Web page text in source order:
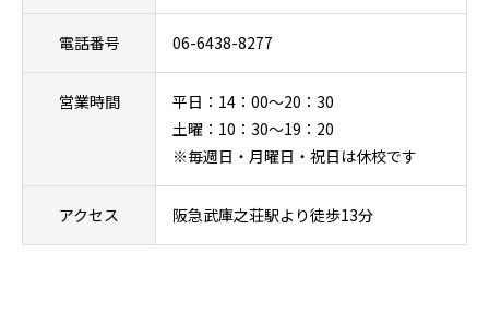
電話番号 06-6438-8277
営業時間
平日：14：00～20：30
土曜：10：30～19：20
※毎週日・月曜日・祝日は休校です
アクセス 阪急武庫之荘駅より徒歩13分